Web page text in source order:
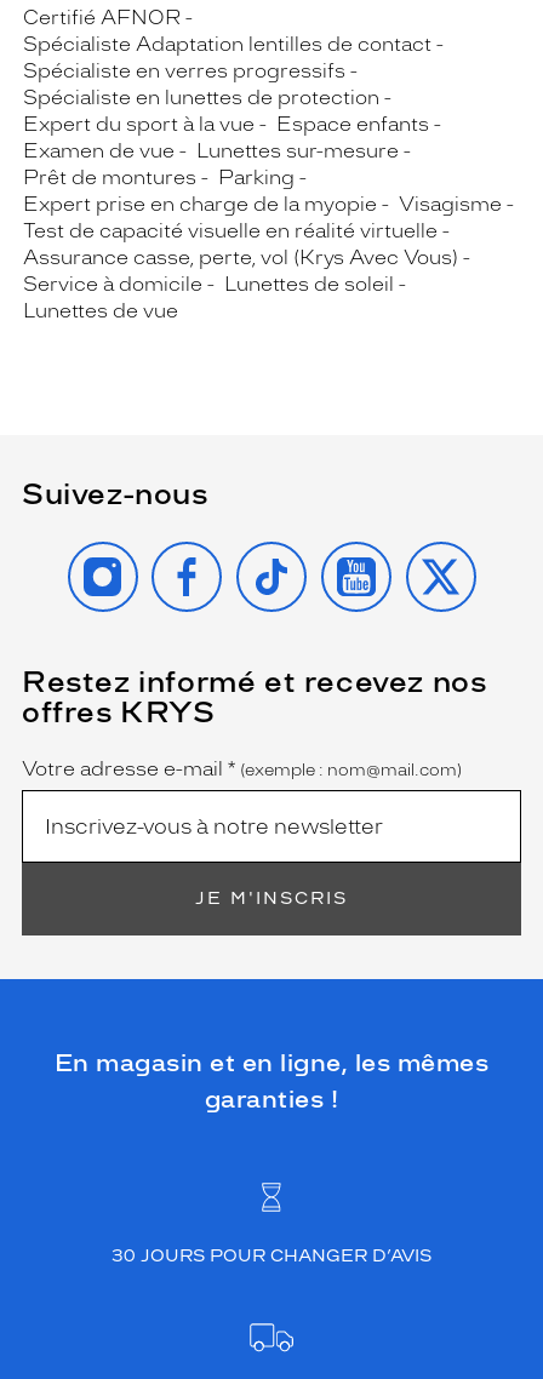
Certifié AFNOR
Spécialiste Adaptation lentilles de contact
Spécialiste en verres progressifs
Spécialiste en lunettes de protection
Expert du sport à la vue
Espace enfants
Examen de vue
Lunettes sur-mesure
Prêt de montures
Parking
Expert prise en charge de la myopie
Visagisme
Test de capacité visuelle en réalité virtuelle
Assurance casse, perte, vol (Krys Avec Vous)
Service à domicile
Lunettes de soleil
Lunettes de vue
Suivez-nous
INSTAGRAMFACEBOOK
TIKTOK YOUTUBE
X
Restez informé et recevez nos
offres KRYS
Name
Votre adresse e-mail *
(Ce
champ
est
obligatoire)
(exemple : nom@mail.com)
JE M'INSCRIS
En magasin et en ligne, les mêmes
garanties !
30 JOURS POUR CHANGER D’AVIS